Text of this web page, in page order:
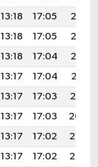
13:18 17:05
20:15
13:18 17:05
20:13
13:18 17:04
20:12
13:17 17:04
20:11
13:17 17:03
20:10
13:17 17:03
20:09
13:17 17:02
20:07
13:17 17:02
20:06